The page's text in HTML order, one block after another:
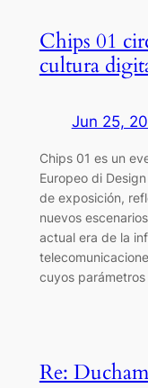
Chips 01
cultura
Jun 25,
Chips 01 es un
Europeo di
de exposición,
nuevos
actual era de la
cuyos
Re: